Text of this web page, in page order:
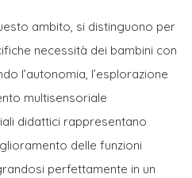
ambito, si distinguono per
necessità dei bambini con
l’autonomia, l’esplorazione
multisensoriale
didattici rappresentano
delle funzioni
perfettamente in un